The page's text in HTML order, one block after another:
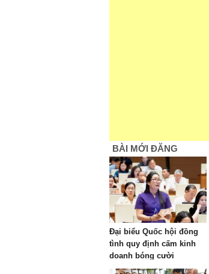
BÀI MỚI ĐĂNG
Đại biểu Quốc hội đồng
tình quy định cấm kinh
doanh bóng cười